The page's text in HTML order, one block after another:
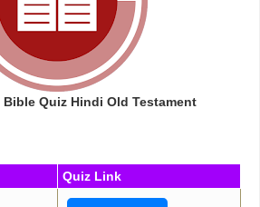
Quiz Hindi Old Testament
Quiz Link